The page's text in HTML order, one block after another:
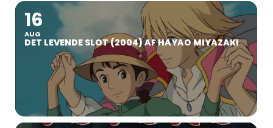
16
AUG
DET LEVENDE SLOT (2004) AF HAYAO MIYAZAKI